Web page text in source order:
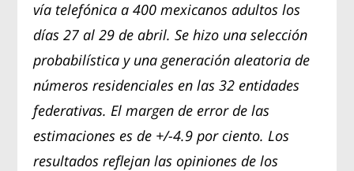
vía telefónica a 400 mexicanos adultos los
días 27 al 29 de abril. Se hizo una selección
probabilística y una generación aleatoria de
números residenciales en las 32 entidades
federativas. El margen de error de las
estimaciones es de +/-4.9 por ciento. Los
resultados reflejan las opiniones de los